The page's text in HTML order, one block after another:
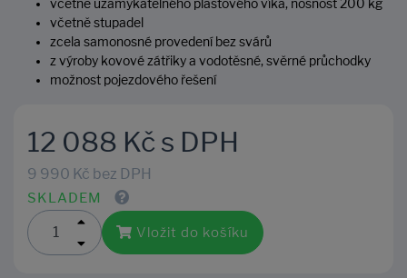
včetně uzamykatelného plastového víka, nosnost 200 kg
včetně stupadel
zcela samonosné provedení bez svárů
z výroby kovové zátřiky a vodotěsné, svěrné průchodky
možnost pojezdového řešení
12 088 Kč s DPH
9 990 Kč bez DPH
SKLADEM
Vložit do košíku